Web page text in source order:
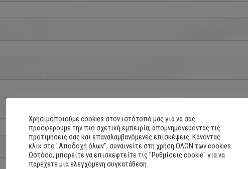
Χρησιμοποιούμε cookies στον ιστότοπό μας για να σας
προσφέρουμε την πιο σχετική εμπειρία, απομνημονεύοντας τις
προτιμήσεις σας και επαναλαμβανόμενες επισκέψεις. Κάνοντας
κλικ στο "Αποδοχή όλων", συναινείτε στη χρήση ΟΛΩΝ των cookies.
Ωστόσο, μπορείτε να επισκεφτείτε τις "Ρυθμίσεις cookie" για να
παρέχετε μια ελεγχόμενη συγκατάθεση.